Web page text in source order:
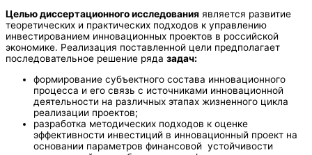
Целью диссертационного исследования является развитие
теоретических и практических подходов к управлению
инвестированием инновационных проектов в российской
экономике. Реализация поставленной цели предполагает
последовательное решение ряда задач:
формирование субъектного состава инновационного
процесса и его связь с источниками инновационной
деятельности на различных этапах жизненного цикла
реализации проектов;
разработка методических подходов к оценке
эффективности инвестиций в инновационный проект на
основании параметров финансовой устойчивости